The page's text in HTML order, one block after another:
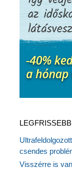
csendes
Visszérre is